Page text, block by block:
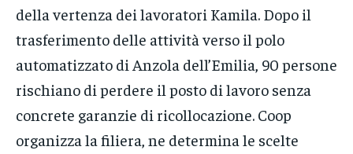
della vertenza dei lavoratori Kamila. Dopo il
trasferimento delle attività verso il polo
automatizzato di Anzola dell’Emilia, 90 persone
rischiano di perdere il posto di lavoro senza
concrete garanzie di ricollocazione. Coop
organizza la filiera, ne determina le scelte